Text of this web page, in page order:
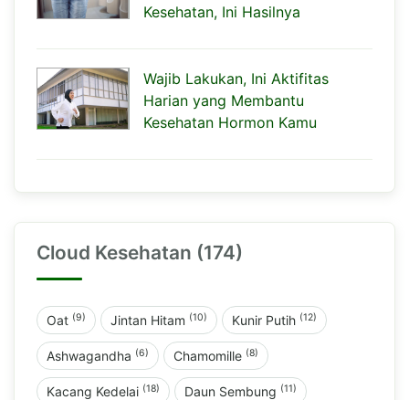
Kesehatan, Ini Hasilnya
Wajib Lakukan, Ini Aktifitas
Harian yang Membantu
Kesehatan Hormon Kamu
Cloud Kesehatan (174)
Oat (9) Jintan Hitam (10) Kunir Putih (12)
Ashwagandha (6) Chamomille (8)
Kacang Kedelai (18) Daun Sembung (11)